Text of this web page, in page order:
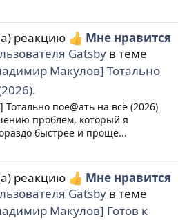
реакцию
Мне нравится
Gatsby в теме
Макулов] Тотально
.
пое@aть на всё (2026)
проблем, который я
быстрее и проще...
реакцию
Мне нравится
Gatsby в теме
Макулов] Готов к